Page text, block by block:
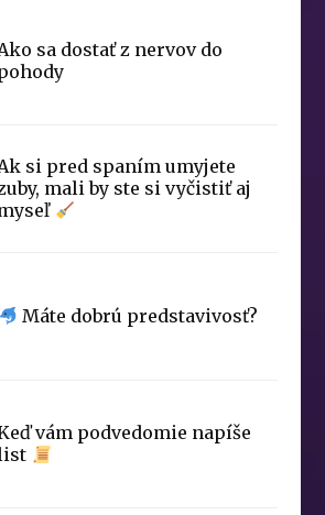
sa dostať z nervov do
si pred spaním umyjete
mali by ste si vyčistiť aj
Máte dobrú predstavivosť?
vám podvedomie napíše